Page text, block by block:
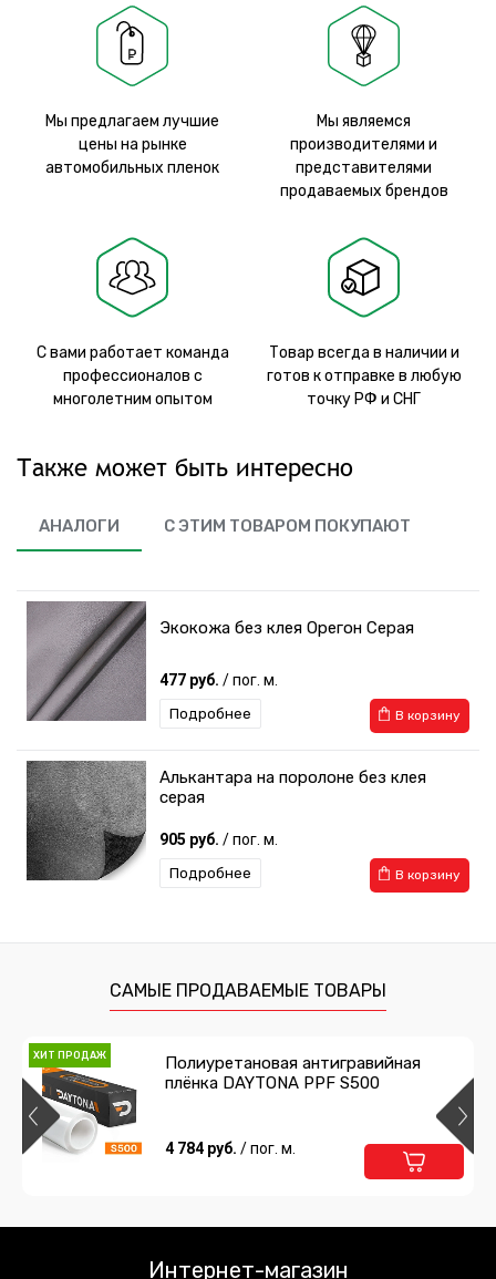
Мы предлагаем лучшие
цены на рынке
автомобильных пленок
Мы являемся
производителями и
представителями
продаваемых брендов
С вами работает команда
профессионалов с
многолетним опытом
Товар всегда в наличии и
готов к отправке в любую
точку РФ и СНГ
Также может быть интересно
АНАЛОГИ С ЭТИМ ТОВАРОМ ПОКУПАЮТ
Экокожа без клея Орегон Серая
477 руб. / пог. м.
В корзину
Подробнее
Алькантара на поролоне без клея
серая
905 руб. / пог. м.
В корзину
Подробнее
САМЫЕ ПРОДАВАЕМЫЕ ТОВАРЫ
ХИТ ПРОДАЖ
Полиуретановая антигравийная
плёнка DAYTONA PPF S500
4 784 руб. / пог. м.
Интернет-магазин